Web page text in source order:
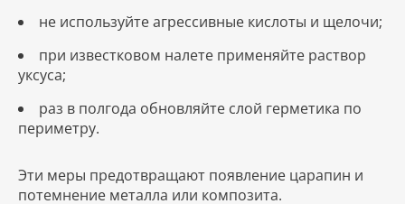
не используйте агрессивные кислоты и щелочи;
при известковом налете применяйте раствор
уксуса;
раз в полгода обновляйте слой герметика по
периметру.
Эти меры предотвращают появление царапин и
потемнение металла или композита.